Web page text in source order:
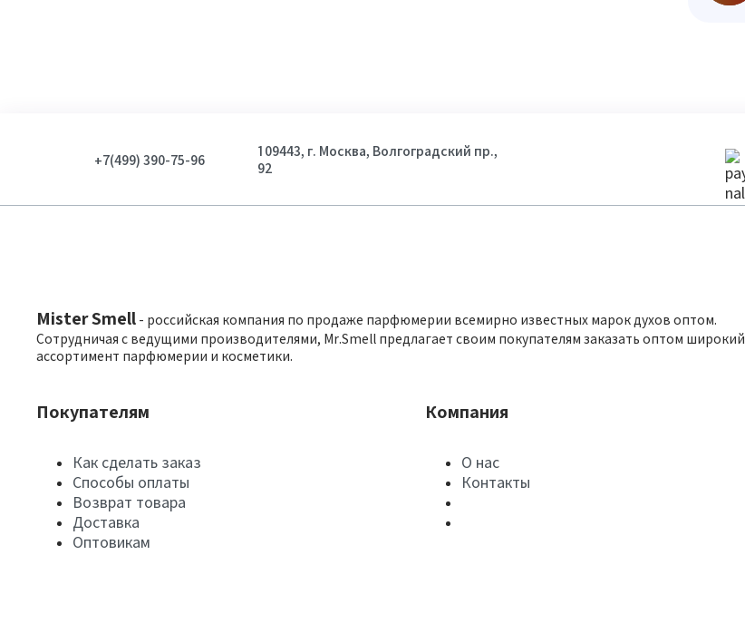
+7(499) 390-75-96
109443, г. Москва, Волгоградский пр.,
92
Mister Smell - российская компания по продаже парфюмерии всемирно известных марок духов оптом.
Сотрудничая с ведущими производителями, Mr.Smell предлагает своим покупателям заказать оптом широкий
ассортимент парфюмерии и косметики.
Покупателям
Как сделать заказ
Способы оплаты
Возврат товара
Доставка
Оптовикам
Компания
О нас
Контакты